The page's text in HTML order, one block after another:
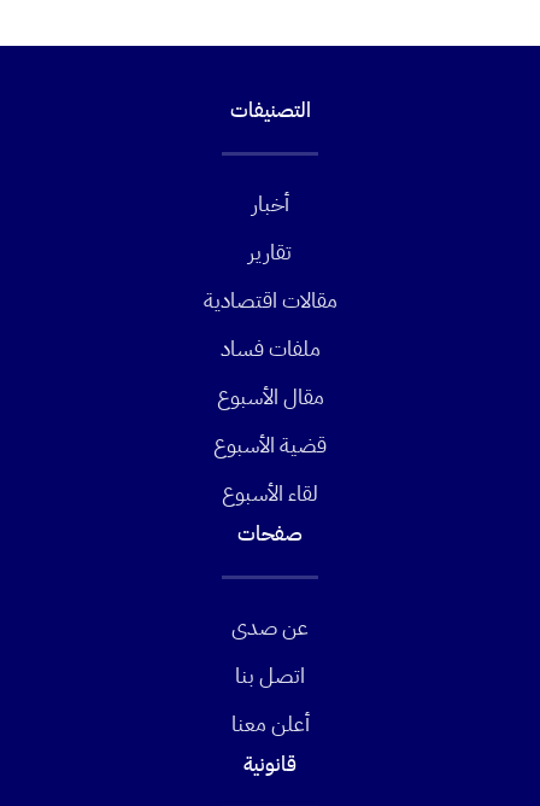
التصنيفات
أخبار
تقارير
مقالات اقتصادية
ملفات فساد
مقال الأسبوع
قضية الأسبوع
لقاء الأسبوع
صفحات
عن صدى
اتصل بنا
أعلن معنا
قانونية